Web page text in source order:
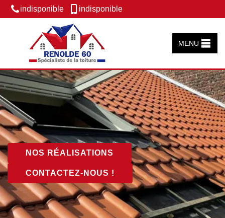
indisponible indisponible
MENU
NOS RÉALISATIONS
CONTACTEZ-NOUS !